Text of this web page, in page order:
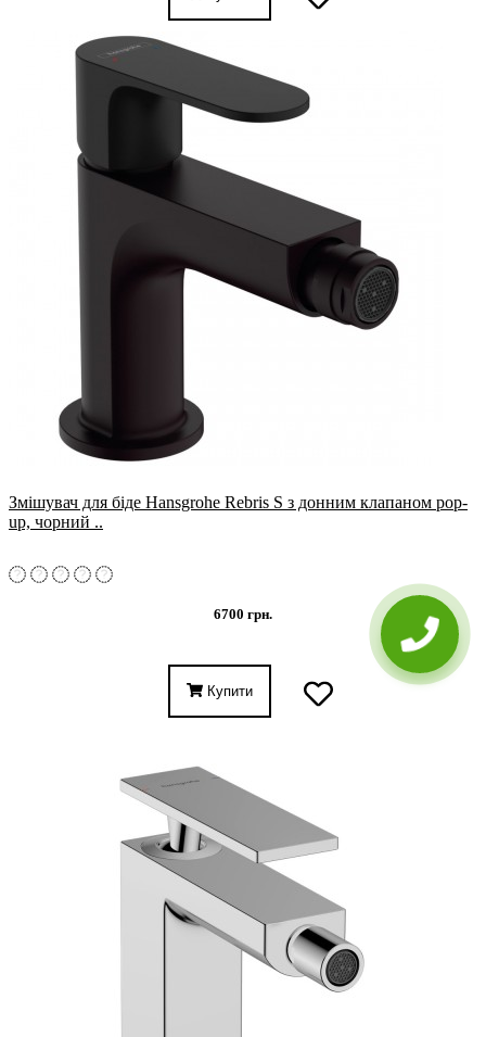
Змішувач для біде Hansgrohe Rebris S з донним клапаном pop-
up, чорний ..
6700 грн.
Купити